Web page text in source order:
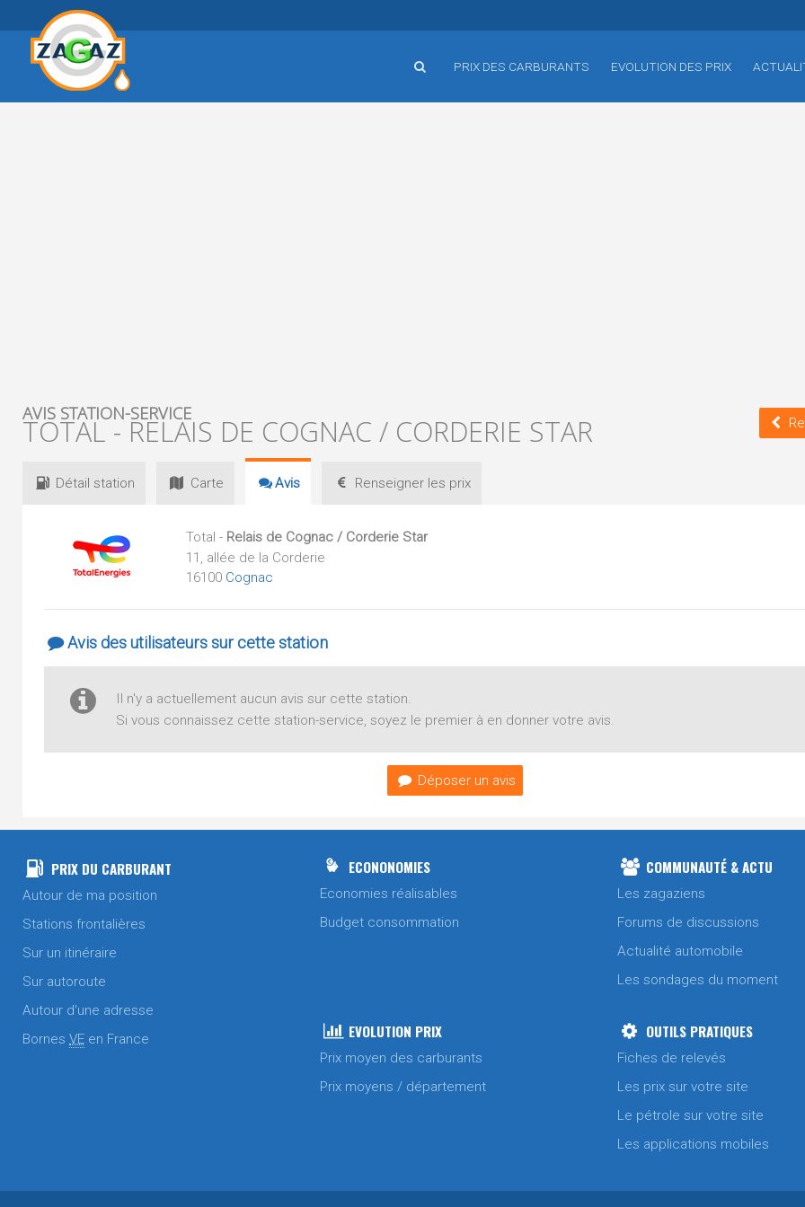
PRIX DES CARBURANTS EVOLUTION DES PRIX
AVIS STATION-SERVICE
TOTAL - RELAIS DE COGNAC / CORDERIE STAR
Détail station Carte Avis Renseigner les prix
Total - Relais de Cognac / Corderie Star
11, allée de la Corderie
16100 Cognac
Avis des utilisateurs sur cette station
Il n'y a actuellement aucun avis sur cette station.
Si vous connaissez cette station-service, soyez le premier à en donner votre avis.
Déposer un avis
PRIX DU CARBURANT
Autour de ma position
Stations frontalières
Sur un itinéraire
Sur autoroute
Autour d'une adresse
Bornes VE en France
ECONONOMIES
Economies réalisables
Budget consommation
COMMUNAUTÉ & ACTU
Les zagaziens
Forums de discussions
Actualité automobile
Les sondages du moment
EVOLUTION PRIX
Prix moyen des carburants
Prix moyens / département
OUTILS PRATIQUES
Fiches de relevés
Les prix sur votre site
Le pétrole sur votre site
Les applications mobiles